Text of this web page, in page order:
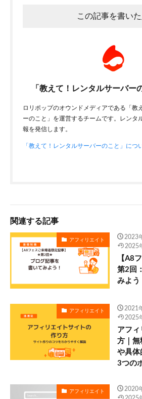
この記事を書い
「教えて！レンタルサーバー
ロリポップのオウンドメディアである「教
ーのこと」を運営するチームです。レンタ
報を発信します。
「教えて！レンタルサーバーのこと」につ
関連する記事
アフィリエイト
2023
2025
【A8
第2回
みよう
アフィリエイト
2021
2025
アフィ
方｜無
や具体
3つの
アフィリエイト
2020